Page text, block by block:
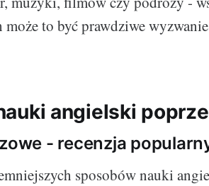
to być prawdziwe
angielski
- recenzja
sposobów nauki